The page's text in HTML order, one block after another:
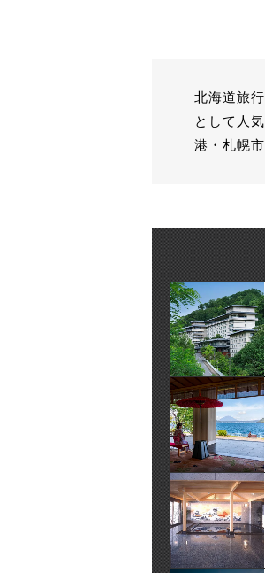
北海道旅
として人
港・札幌